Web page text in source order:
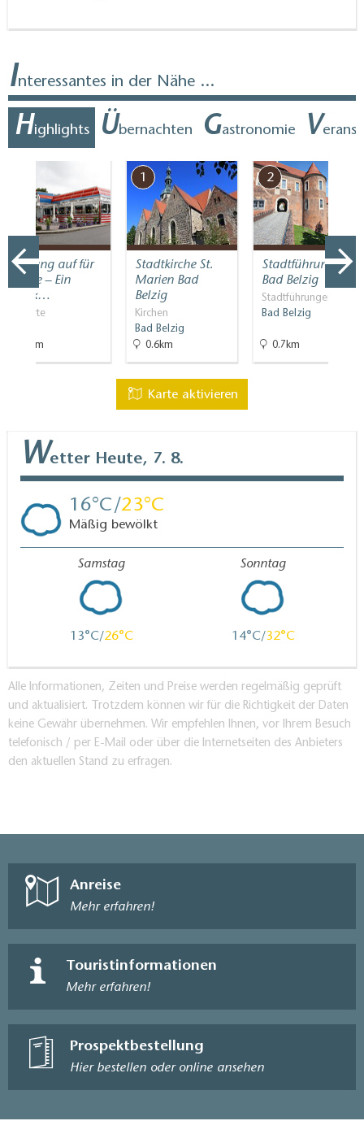
Interessantes in der Nähe ...
Highlights Übernachten Gastronomie V
Vorhang auf für
Linthe – Ein
Stück…
Filmorte
21km
1
Stadtkirche St.
Marien Bad
Belzig
Kirchen
Bad Belzig
0.6km
2
Stadtführungen
Bad Belzig
Stadtführungen
Bad Belzig
0.7km
Karte aktivieren
Wetter Heute, 7. 8.
16 23
Mäßig bewölkt
Samstag
13 26
Sonntag
14 32
Alle Informationen, Zeiten und Preise werden regelmäßig geprüft
und aktualisiert. Trotzdem können wir für die Richtigkeit der Daten
keine Gewähr übernehmen. Wir empfehlen Ihnen, vor Ihrem Besuch
telefonisch / per E-Mail oder über die Internetseiten des Anbieters
den aktuellen Stand zu erfragen.
Anreise
Mehr erfahren!
Touristinformationen
Mehr erfahren!
Prospektbestellung
Hier bestellen oder online ansehen